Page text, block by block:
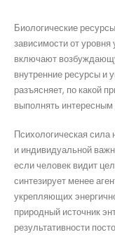
Биологические
зависимости от
включают
внутренние ресурсы и
разъясняет, по какой
выполнять
Психологическая
и индивидуальной
если человек видит
синтезирует менее
укрепляющих
природный источник
результативности